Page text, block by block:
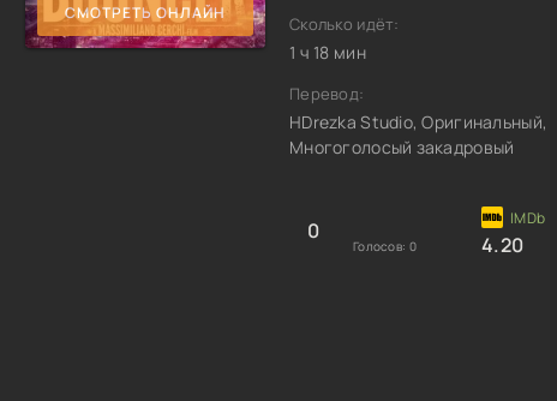
СМОТРЕТЬ ОНЛАЙН
Сколько идёт:
1 ч 18 мин
Перевод:
HDrezka Studio, Оригинальный,
Многоголосый закадровый
0
Голосов: 0 4.20